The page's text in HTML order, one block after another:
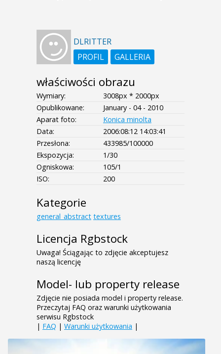
DLRITTER
PROFIL
GALLERIA
właściwości obrazu
Wymiary:
3008px * 2000px
Opublikowane:
January - 04 - 2010
Aparat foto:
Konica minolta
Data:
2006:08:12 14:03:41
Przesłona:
433985/100000
Ekspozycja:
1/30
Ogniskowa:
105/1
ISO:
200
Kategorie
general_abstract textures
Licencja Rgbstock
Uwaga! Ściągając to zdjęcie akceptujesz
naszą licencję
Model- lub property release
Zdjęcie nie posiada model i property release.
Przeczytaj FAQ oraz warunki użytkowania
serwisu Rgbstock
| FAQ | Warunki użytkowania |